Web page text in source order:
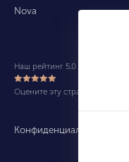
Nova
Конфиденциальность
Наш рейтинг 5.0 из 5 (490)
Оцените эту страницу